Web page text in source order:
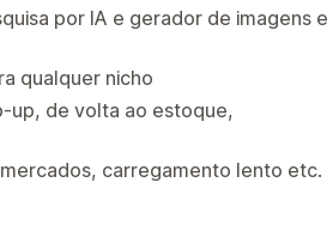
por IA e gerador de imagens e
qualquer nicho
up, de volta ao estoque,
carregamento lento etc.